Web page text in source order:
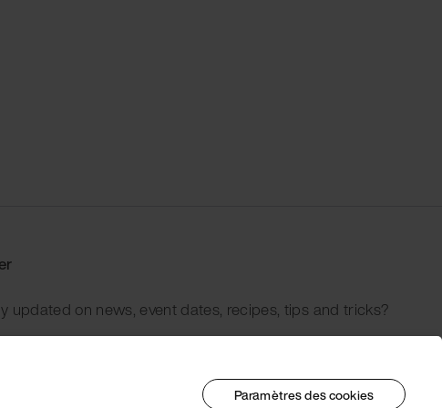
updated on news, event dates, recipes, tips and tricks?
Paramètres des cookies